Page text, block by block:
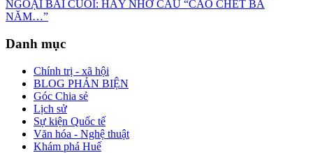
NGOẠI BÀI CUỐI: HÃY NHỚ CÂU “CÁO CHẾT BA
NĂM…”
Danh mục
Chính trị - xã hội
BLOG PHẢN BIỆN
Góc Chia sẻ
Lịch sử
Sự kiện Quốc tế
Văn hóa - Nghệ thuật
Khám phá Huế